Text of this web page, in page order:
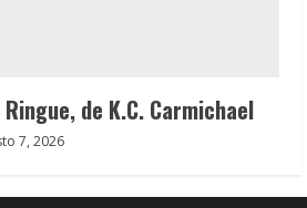
de K.C. Carmichael
7, 2026